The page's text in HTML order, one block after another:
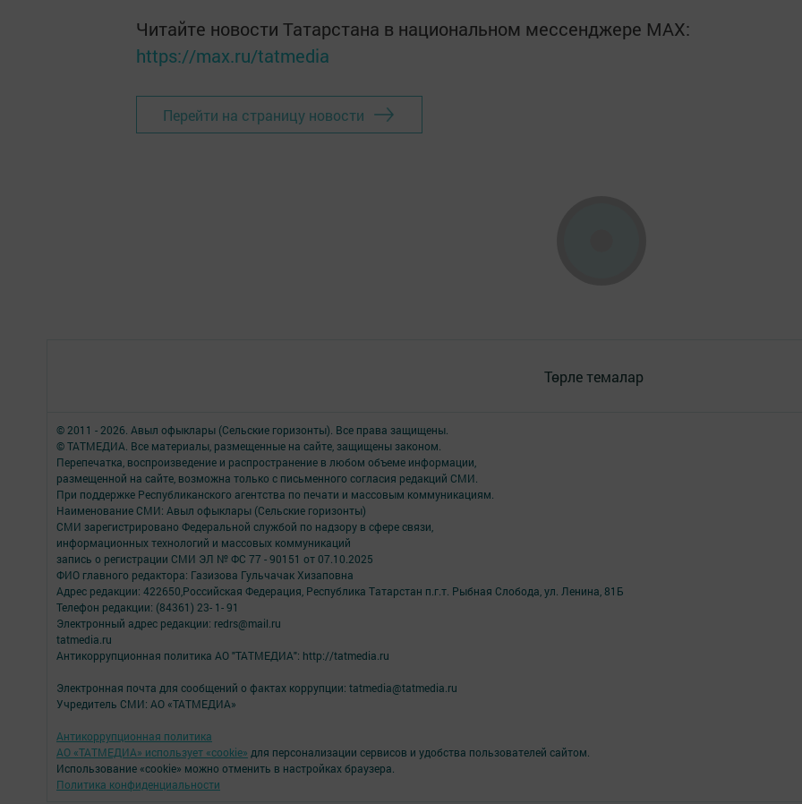
Читайте новости Татарстана в национальном мессенджере MАХ:
https://max.ru/tatmedia
Перейти на страницу новости
Төрле темалар
© 2011 - 2026. Авыл офыклары (Сельские горизонты). Все права защищены.
© ТАТМЕДИА. Все материалы, размещенные на сайте, защищены законом.
Перепечатка, воспроизведение и распространение в любом объеме информации,
размещенной на сайте, возможна только с письменного согласия редакций СМИ.
При поддержке Республиканского агентства по печати и массовым коммуникациям.
Наименование СМИ: Авыл офыклары (Сельские горизонты)
СМИ зарегистрировано Федеральной службой по надзору в сфере связи,
информационных технологий и массовых коммуникаций
запись о регистрации СМИ ЭЛ № ФС 77 - 90151 от 07.10.2025
ФИО главного редактора: Газизова Гульчачак Хизаповна
Адрес редакции: 422650,Российская Федерация, Республика Татарстан п.г.т. Рыбная Слобода, ул. Ленина, 81Б
Телефон редакции: (84361) 23- 1- 91
Электронный адрес редакции: redrs@mail.ru
tatmedia.ru
Антикоррупционная политика АО "ТАТМЕДИА": http://tatmedia.ru
Электронная почта для сообщений о фактах коррупции: tatmedia@tatmedia.ru
Учредитель СМИ: АО «ТАТМЕДИА»
Антикоррупционная политика
АО «ТАТМЕДИА» использует «cookie» для персонализации сервисов и удобства пользователей сайтом.
Использование «cookie» можно отменить в настройках браузера.
Политика конфиденциальности